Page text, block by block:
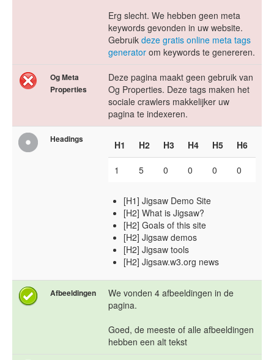
Erg slecht. We hebben geen meta
keywords gevonden in uw website.
Gebruik deze gratis online meta tags
generator om keywords te genereren.
Og Meta
Properties
Deze pagina maakt geen gebruik van
Og Properties. Deze tags maken het
sociale crawlers makkelijker uw
pagina te indexeren.
Headings H1 H2 H3 H4 H5 H6
1 5 0 0 0 0
[H1] Jigsaw Demo Site
[H2] What is Jigsaw?
[H2] Goals of this site
[H2] Jigsaw demos
[H2] Jigsaw tools
[H2] Jigsaw.w3.org news
Afbeeldingen
We vonden 4 afbeeldingen in de
pagina.
Goed, de meeste of alle afbeeldingen
hebben een alt tekst